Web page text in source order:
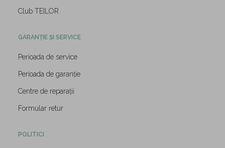
Club TEILOR
GARANȚIE ȘI SERVICE
Perioada de service
Perioada de garanție
Centre de reparații
Formular retur
POLITICI